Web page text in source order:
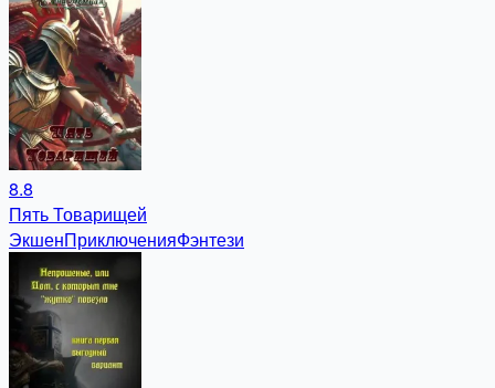
8.8
Пять Товарищей
ЭкшенПриключенияФэнтези